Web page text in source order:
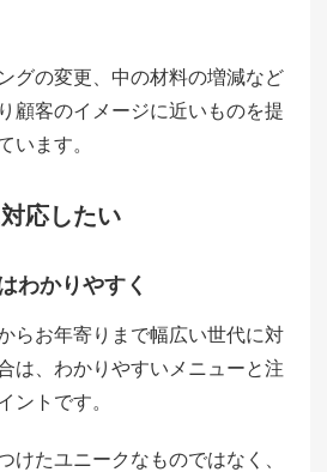
グの変更、中の材料の増減など
顧客のイメージに近いものを提
います。
応したい
わかりやすく
らお年寄りまで幅広い世代に対
は、わかりやすいメニューと注
ントです。
けたユニークなものではなく、